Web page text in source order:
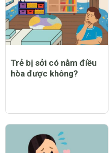
Trẻ bị sởi có nằm điều
hòa được không?